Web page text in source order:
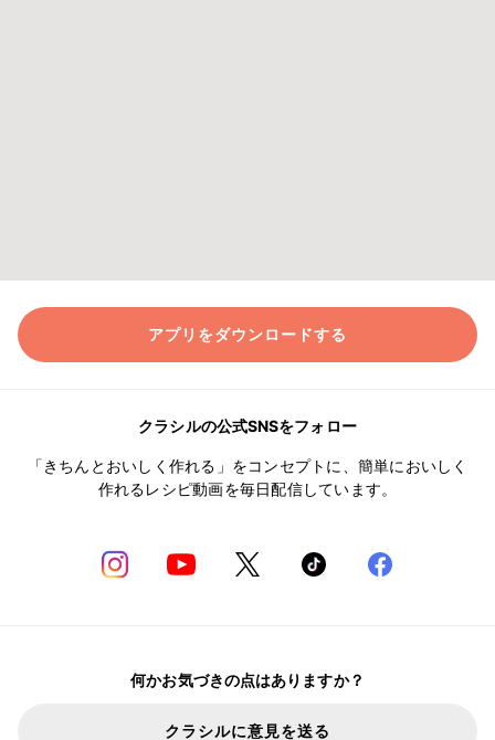
アプリをダウンロードする
クラシルの公式SNSをフォロー
「きちんとおいしく作れる」をコンセプトに、簡単においしく
作れるレシピ動画を毎日配信しています。
何かお気づきの点はありますか？
クラシルに意見を送る